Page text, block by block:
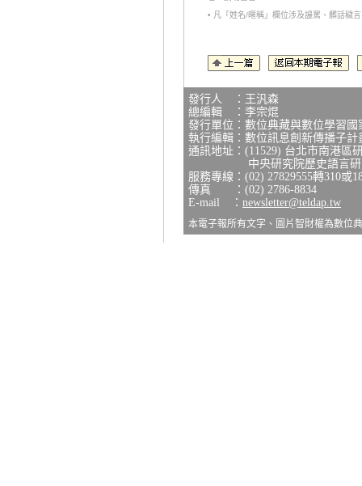
• 凡「姓名/暱稱」欄位涉及謾罵、髒話穢
發行人 ：王汎森
總編輯 ：李宗焜
發行單位：數位典藏與數位學習
執行編輯：數位訊息創新傳播子計
通訊地址：(11529) 台北市南港區
中央研究院歷史語言研究
服務專線：(02) 27829555轉310或
傳真 ：(02) 2786-8834
E-mail ： newsletter@teldap.tw
本電子報所有文字、圖片智財權為數位